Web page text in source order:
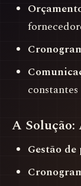
constantes
A Solução:
Gestão